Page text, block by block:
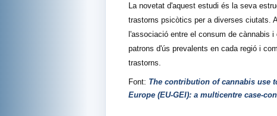
La novetat d'aquest estudi és la seva
trastorns psicòtics per a diverses ciutats.
l'associació entre el consum de cànnabis
patrons d'ús prevalents en cada regió i
trastorns.
Font: The contribution of cannabis use
Europe (EU-GEI): a multicentre case-